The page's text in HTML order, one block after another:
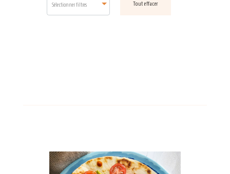
Sélectionner filtres Tout effacer